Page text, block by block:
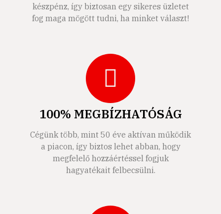
készpénz, így biztosan egy sikeres üzletet
fog maga mögött tudni, ha minket választ!
100% MEGBÍZHATÓSÁG
Cégünk több, mint 50 éve aktívan működik
a piacon, így biztos lehet abban, hogy
megfelelő hozzáértéssel fogjuk
hagyatékait felbecsülni.